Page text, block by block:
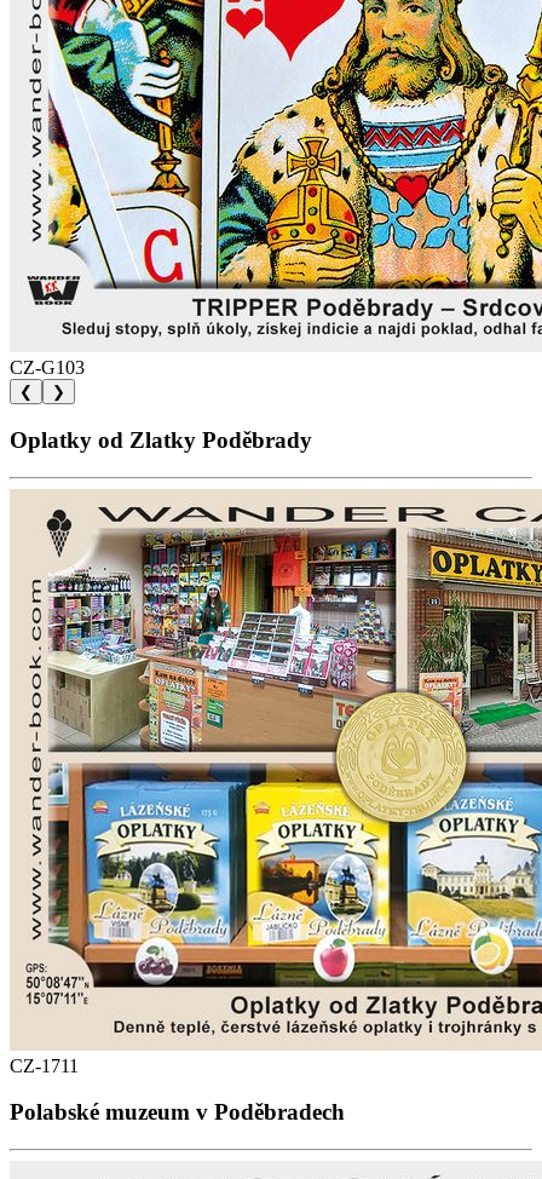
CZ-G103
❮ ❯
Oplatky od Zlatky Poděbrady
CZ-1711
Polabské muzeum v Poděbradech